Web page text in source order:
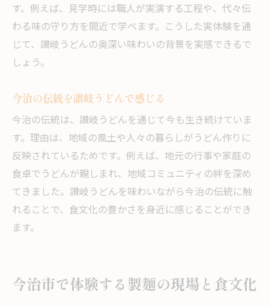
す。例えば、見学時には職人が実演する工程や、代々伝
わる味の守り方を間近で学べます。こうした実体験を通
じて、讃岐うどんの奥深い味わいの背景を実感できるで
しょう。
今治の伝統を讃岐うどんで感じる
今治の伝統は、讃岐うどんを通じて今も生き続けていま
す。理由は、地域の風土や人々の暮らしがうどん作りに
反映されているためです。例えば、地元の行事や家庭の
食卓でうどんが親しまれ、地域コミュニティの絆を深め
てきました。讃岐うどんを味わいながら今治の伝統に触
れることで、食文化の豊かさを身近に感じることができ
ます。
今治市で体験する製麺の現場と食文化